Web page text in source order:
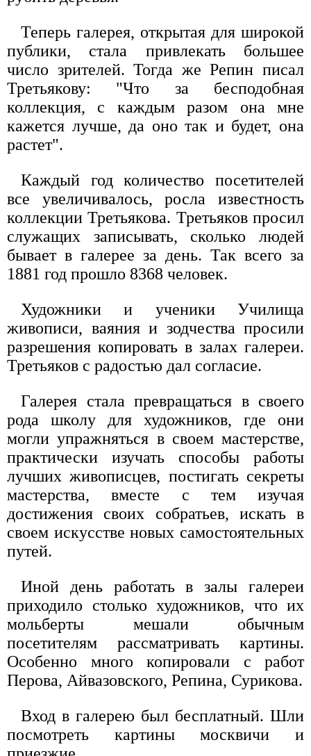
Теперь галерея, открытая для широкой
публики, стала привлекать большее
число зрителей. Тогда же Репин писал
Третьякову: "Что за бесподобная
коллекция, с каждым разом она мне
кажется лучше, да оно так и будет, она
растет".
Каждый год количество посетителей
все увеличивалось, росла известность
коллекции Третьякова. Третьяков просил
служащих записывать, сколько людей
бывает в галерее за день. Так всего за
1881 год прошло 8368 человек.
Художники и ученики Училища
живописи, ваяния и зодчества просили
разрешения копировать в залах галереи.
Третьяков с радостью дал согласие.
Галерея стала превращаться в своего
рода школу для художников, где они
могли упражняться в своем мастерстве,
практически изучать способы работы
лучших живописцев, постигать секреты
мастерства, вместе с тем изучая
достижения своих собратьев, искать в
своем искусстве новых самостоятельных
путей.
Иной день работать в залы галереи
приходило столько художников, что их
мольберты мешали обычным
посетителям рассматривать картины.
Особенно много копировали с работ
Перова, Айвазовского, Репина, Сурикова.
Вход в галерею был бесплатный. Шли
посмотреть картины москвичи и